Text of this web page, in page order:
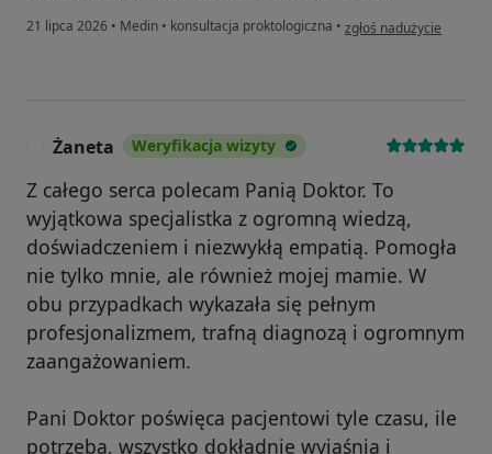
21 lipca 2026 • Medin • konsultacja proktologiczna • w opinii użytkownika
zgłoś nadużycie
Żaneta Weryfikacja wizyty
Z całego serca polecam Panią Doktor. To
wyjątkowa specjalistka z ogromną wiedzą,
doświadczeniem i niezwykłą empatią. Pomogła
nie tylko mnie, ale również mojej mamie. W
obu przypadkach wykazała się pełnym
profesjonalizmem, trafną diagnozą i ogromnym
zaangażowaniem.
Pani Doktor poświęca pacjentowi tyle czasu, ile
potrzeba, wszystko dokładnie wyjaśnia i